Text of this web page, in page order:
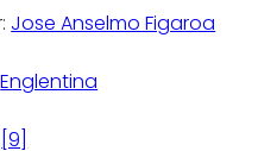
Jose Anselmo Figaroa
Englentina
[9]